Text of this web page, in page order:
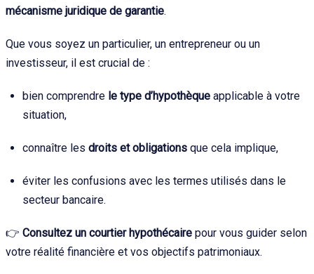
mécanisme juridique de garantie.
Que vous soyez un particulier, un entrepreneur ou un
investisseur, il est crucial de :
bien comprendre le type d’hypothèque applicable à votre
situation,
connaître les droits et obligations que cela implique,
éviter les confusions avec les termes utilisés dans le
secteur bancaire.
👉 Consultez un courtier hypothécaire pour vous guider selon
votre réalité financière et vos objectifs patrimoniaux.